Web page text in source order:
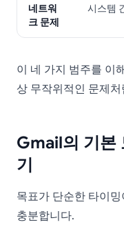
네트워
크 문제
시스템
이 네 가지 범주를 이
상 무작위적인 문제
Gmail의 기본
기
목표가 단순한 타이
충분합니다.